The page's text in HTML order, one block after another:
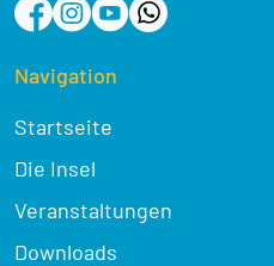
Navigation
Startseite
Die Insel
Veranstaltungen
Downloads